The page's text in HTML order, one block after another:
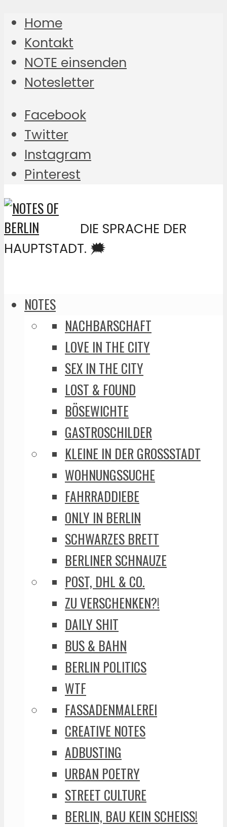
Home
Kontakt
NOTE einsenden
Notesletter
Facebook
Twitter
Instagram
Pinterest
DIE SPRACHE DER
HAUPTSTADT. 🗯️
NOTES
NACHBARSCHAFT
LOVE IN THE CITY
SEX IN THE CITY
LOST & FOUND
BÖSEWICHTE
GASTROSCHILDER
KLEINE IN DER GROSSSTADT
WOHNUNGSSUCHE
FAHRRADDIEBE
ONLY IN BERLIN
SCHWARZES BRETT
BERLINER SCHNAUZE
POST, DHL & CO.
ZU VERSCHENKEN?!
DAILY SHIT
BUS & BAHN
BERLIN POLITICS
WTF
FASSADENMALEREI
CREATIVE NOTES
ADBUSTING
URBAN POETRY
STREET CULTURE
BERLIN, BAU KEIN SCHEISS!